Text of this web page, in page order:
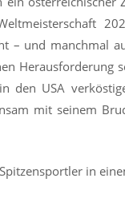
– und manchmal
Herausforderung
den USA
mit seinem
in